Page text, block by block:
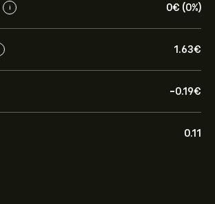
i 0‎€‎ (0%)
1.63‎€‎
-0.19‎€‎
0.11